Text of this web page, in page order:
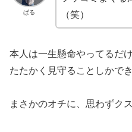
ぱる
（笑）
本人は一生懸命やってるだ
たたかく見守ることしかで
まさかのオチに、思わずク